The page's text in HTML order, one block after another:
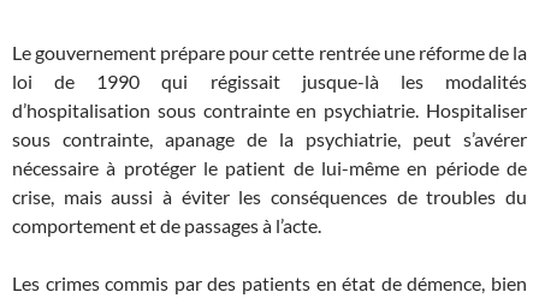
Le gouvernement prépare pour cette rentrée une réforme de la
loi de 1990 qui régissait jusque-là les modalités
d’hospitalisation sous contrainte en psychiatrie. Hospitaliser
sous contrainte, apanage de la psychiatrie, peut s’avérer
nécessaire à protéger le patient de lui-même en période de
crise, mais aussi à éviter les conséquences de troubles du
comportement et de passages à l’acte.
Les crimes commis par des patients en état de démence, bien